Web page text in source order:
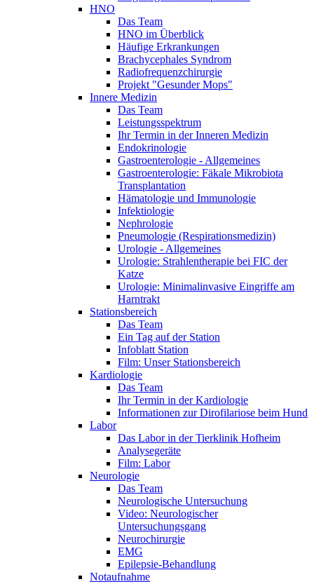
HNO
Das Team
HNO im Überblick
Häufige Erkrankungen
Brachycephales Syndrom
Radiofrequenzchirurgie
Projekt "Gesunder Mops"
Innere Medizin
Das Team
Leistungsspektrum
Ihr Termin in der Inneren Medizin
Endokrinologie
Gastroenterologie - Allgemeines
Gastroenterologie: Fäkale Mikrobiota
Transplantation
Hämatologie und Immunologie
Infektiologie
Nephrologie
Pneumologie (Respirationsmedizin)
Urologie - Allgemeines
Urologie: Strahlentherapie bei FIC der
Katze
Urologie: Minimalinvasive Eingriffe am
Harntrakt
Stationsbereich
Das Team
Ein Tag auf der Station
Infoblatt Station
Film: Unser Stationsbereich
Kardiologie
Das Team
Ihr Termin in der Kardiologie
Informationen zur Dirofilariose beim Hund
Labor
Das Labor in der Tierklinik Hofheim
Analysegeräte
Film: Labor
Neurologie
Das Team
Neurologische Untersuchung
Video: Neurologischer
Untersuchungsgang
Neurochirurgie
EMG
Epilepsie-Behandlung
Notaufnahme